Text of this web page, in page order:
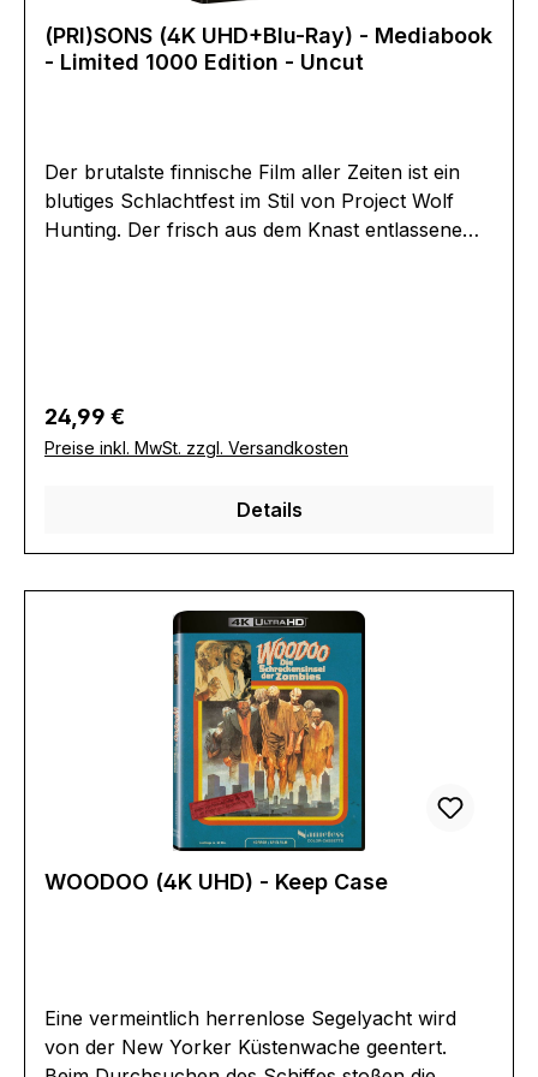
SlempSammi RotibiSal LandiGenevieve
AlexandraEAN:0722034770314Angaben zum
tionen:Nameless Media GmbHMoltkestrasse
1324837 Schleswiginfo@nameless-media.de
(PRI)SONS (4K UHD+Blu-Ray) - Mediabook
- Limited 1000 Edition - Uncut
Der brutalste finnische Film aller Zeiten ist ein
blutiges Schlachtfest im Stil von Project Wolf
Hunting. Der frisch aus dem Knast entlassene
Directors Intro- Making Of- Interviews- Trailer-
TrailershowErscheinungsdatum:28.11.2024FSK:S
JugendgefährdungLaufzeit:100minLändercode:-
FinnlandRegisseur:Esa JussilaSchauspieler:
Jarmo Pukkila Ari Savonen Jere Saarela
Katriina RajaniemiGareth LawrenceVeera W.
ViloEAN:4262364932243Angaben zum
Hersteller (Informationspflichten zur GPSR
Produktsicherheitsverordnung)Herstellerinforma
tionen:Busch Media Group GmbH & Co
KGEduard Müller Straße 2a58097
Regulärer Preis:
24,99 €
Preise inkl. MwSt. zzgl. Versandkosten
Details
WOODOO (4K UHD) - Keep Case
Eine vermeintlich herrenlose Segelyacht wird
von der New Yorker Küstenwache geentert.